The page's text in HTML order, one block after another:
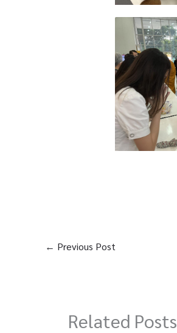
← Previous Post
Related Posts